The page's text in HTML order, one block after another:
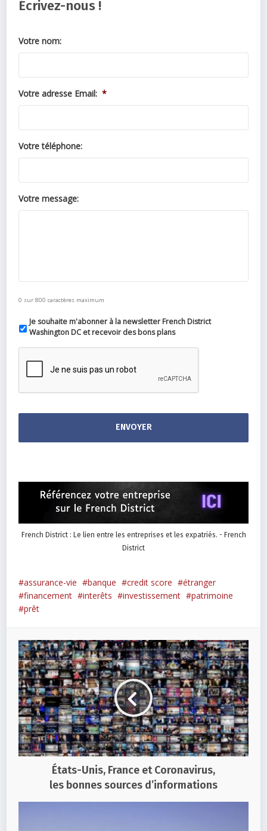
Écrivez-nous !
Votre nom:
Votre adresse Email: *
Votre téléphone:
Votre message:
0 sur 800 caractères maximum
Je souhaite m'abonner à la newsletter French District
Washington DC et recevoir des bons plans
French District : Le lien entre les entreprises et les expatriés. - French
District
assurance-vie banque credit score
étranger
financement
interêts investissement
patrimoine
prêt
États-Unis, France et Coronavirus,
les bonnes sources d’informations